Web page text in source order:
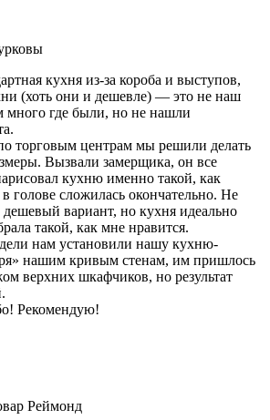
кухня из-за короба и выступов,
(хоть они и дешевле) — это не наш
где были, но не нашли
торговым центрам мы решили делать
Вызвали замерщика, он все
кухню именно такой, как
голове сложилась окончательно. Не
вариант, но кухня идеально
такой, как мне нравится.
нам установили нашу кухню-
нашим кривым стенам, им пришлось
верхних шкафчиков, но результат
Рекомендую!
Реймонд